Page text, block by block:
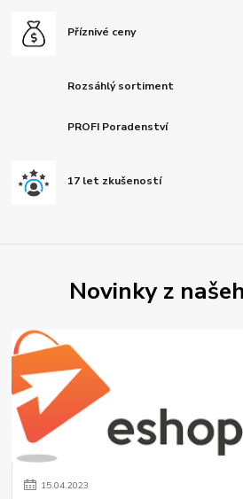
Příznivé ceny
Rozsáhlý sortiment
PROFI Poradenství
17 let zkušeností
Novinky z
15.04.2023